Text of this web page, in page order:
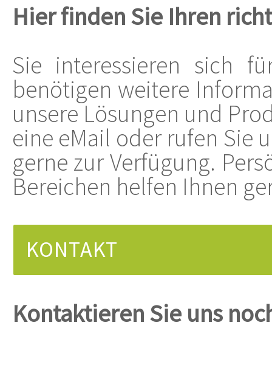
Hier finden Sie Ihren
Sie interessieren sich
benötigen weitere
unsere Lösungen und
eine eMail oder rufen Sie
gerne zur Verfügung.
Bereichen helfen Ihnen
KONTAKT
Kontaktieren Sie uns